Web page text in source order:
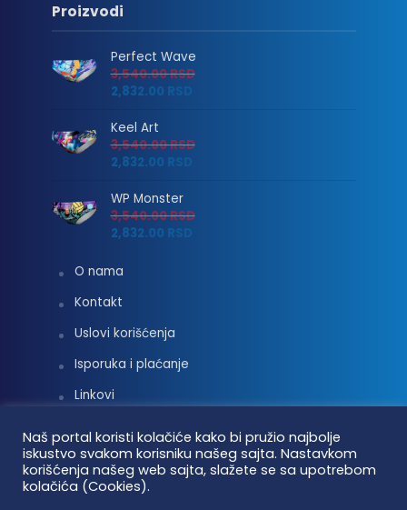
Proizvodi
Perfect Wave
3,540.00RSD
2,832.00 RSD
Keel Art
3,540.00RSD
2,832.00 RSD
WP Monster
3,540.00RSD
2,832.00 RSD
O nama
Kontakt
Uslovi korišćenja
Isporuka i plaćanje
Linkovi
Vaterpolo vesti © 2026. Sva prava zadržana.
Naš portal koristi kolačiće kako bi pružio najbolje
iskustvo svakom korisniku našeg sajta. Nastavkom
korišćenja našeg web sajta, slažete se sa upotrebom
kolačića (Cookies).